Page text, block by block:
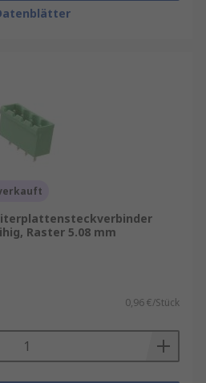
Raster 5.08 mm
0,96 €/Stück